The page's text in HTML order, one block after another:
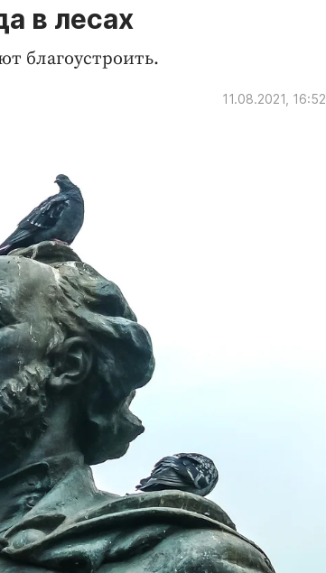
в лесах
благоустроить.
11.08.2021, 16:52